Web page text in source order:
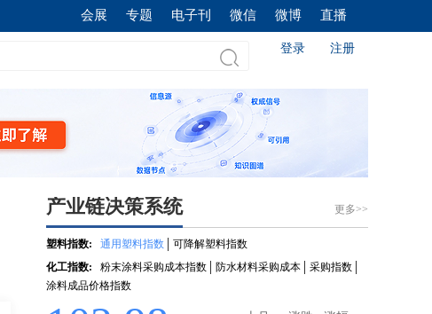
会展 专题 电子刊 微信 微博 直播
登录 注册